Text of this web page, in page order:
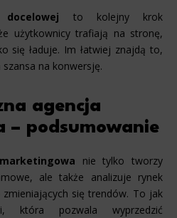
to kolejny krok
użytkownicy trafiają na stronę,
się ładuje. Im łatwiej znajdą to,
na konwersję.
agencja
– podsumowanie
nie tylko tworzy
ale także analizuje rynek
się trendów. To jak
która pozwala wyprzedzić